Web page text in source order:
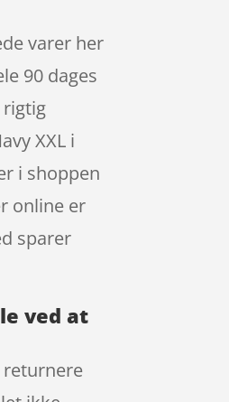
varer her
90 dages
rigtig
XXL i
i shoppen
online er
sparer
ved at
returnere